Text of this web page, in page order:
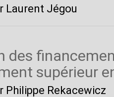
Laurent Jégou
des
supérieur
Philippe Rekacewicz